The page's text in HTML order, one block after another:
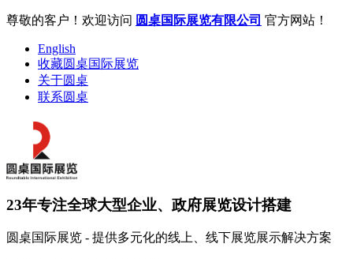
尊敬的客户！欢迎访问 圆桌国际展览有限公司 官方网站！
English
收藏圆桌国际展览
关于圆桌
联系圆桌
23年专注全球大型企业、政府展览设计搭建
圆桌国际展览 - 提供多元化的线上、线下展览展示解决方案